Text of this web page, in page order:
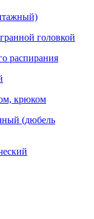
головкой
распирания
крюком
(дюбель